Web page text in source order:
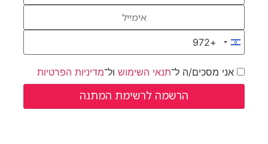
Israel +972
+972
אני מסכים/ה ל־תנאי השימושול־מדיניות הפרטיות